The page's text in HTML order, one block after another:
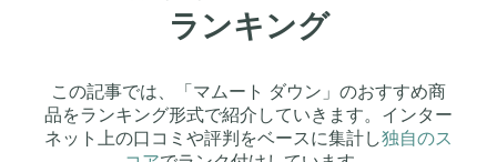
ランキング
この記事では、「マムート ダウン」のおすすめ商
品をランキング形式で紹介していきます。インター
ネット上の口コミや評判をベースに集計し独自のス